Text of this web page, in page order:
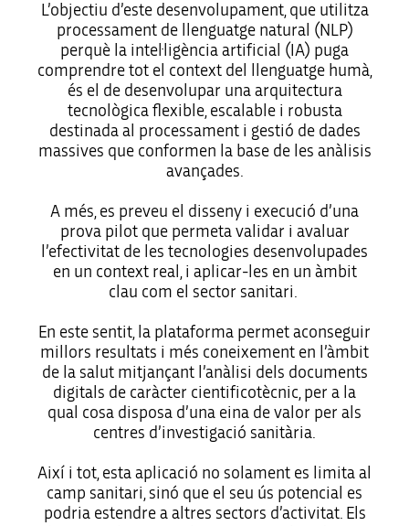
L’objectiu d’este desenvolupament, que utilitza
processament de llenguatge natural (NLP)
perquè la intel·ligència artificial (IA) puga
comprendre tot el context del llenguatge humà,
és el de desenvolupar una arquitectura
tecnològica flexible, escalable i robusta
destinada al processament i gestió de dades
massives que conformen la base de les anàlisis
avançades.
A més, es preveu el disseny i execució d’una
prova pilot que permeta validar i avaluar
l’efectivitat de les tecnologies desenvolupades
en un context real, i aplicar-les en un àmbit
clau com el sector sanitari.
En este sentit, la plataforma permet aconseguir
millors resultats i més coneixement en l’àmbit
de la salut mitjançant l’anàlisi dels documents
digitals de caràcter cientificotècnic, per a la
qual cosa disposa d’una eina de valor per als
centres d’investigació sanitària.
Així i tot, esta aplicació no solament es limita al
camp sanitari, sinó que el seu ús potencial es
podria estendre a altres sectors d’activitat. Els